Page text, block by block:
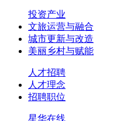
投资产业
文旅运营与融合
城市更新与改造
美丽乡村与赋能
人才招聘
人才理念
招聘职位
星华在线